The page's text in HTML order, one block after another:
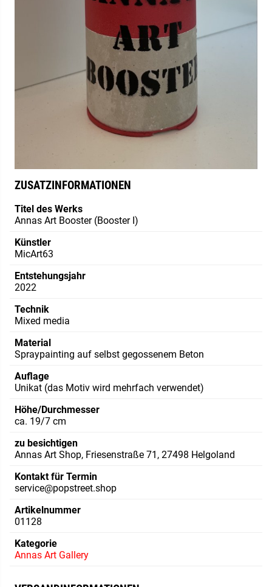
ZUSATZINFORMATIONEN
Titel des Werks
Annas Art Booster (Booster I)
Künstler
MicArt63
Entstehungsjahr
2022
Technik
Mixed media
Material
Spraypainting auf selbst gegossenem Beton
Auflage
Unikat (das Motiv wird mehrfach verwendet)
Höhe/Durchmesser
ca. 19/7 cm
zu besichtigen
Annas Art Shop, Friesenstraße 71, 27498 Helgoland
Kontakt für Termin
service@popstreet.shop
Artikelnummer
01128
Kategorie
Annas Art Gallery